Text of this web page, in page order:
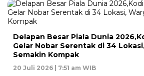
Delapan Besar Piala Dunia
Gelar Nobar Serentak di 34
Semakin Kompak
20 Juli 2026 | 7:51 am WIB